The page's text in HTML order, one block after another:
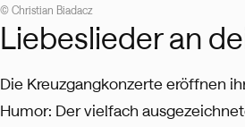
© Christian Biadacz
Liebeslieder an
Die Kreuzgangkonzerte eröffnen
Humor: Der vielfach